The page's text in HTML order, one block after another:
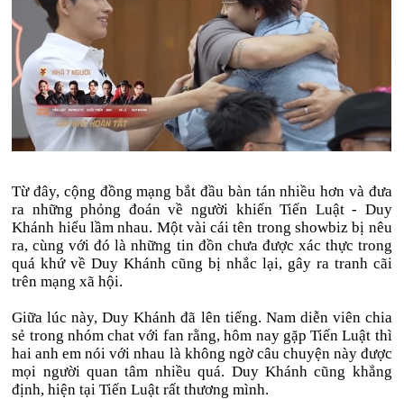
Từ đây, cộng đồng mạng bắt đầu bàn tán nhiều hơn và đưa
ra những phỏng đoán về người khiến Tiến Luật - Duy
Khánh hiểu lầm nhau. Một vài cái tên trong showbiz bị nêu
ra, cùng với đó là những tin đồn chưa được xác thực trong
quá khứ về Duy Khánh cũng bị nhắc lại, gây ra tranh cãi
trên mạng xã hội.
Giữa lúc này, Duy Khánh đã lên tiếng. Nam diễn viên chia
sẻ trong nhóm chat với fan rằng, hôm nay gặp Tiến Luật thì
hai anh em nói với nhau là không ngờ câu chuyện này được
mọi người quan tâm nhiều quá. Duy Khánh cũng khẳng
định, hiện tại Tiến Luật rất thương mình.